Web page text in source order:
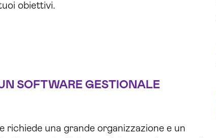
obiettivi.
SOFTWARE GESTIONALE
richiede una grande organizzazione e un